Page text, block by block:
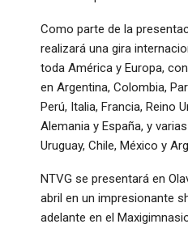
Como parte de la
realizará una gira
toda América y Europa,
en Argentina, Colombia,
Perú, Italia, Francia, Reino
Alemania y España, y
Uruguay, Chile, México y
NTVG se presentará en
abril en un impresionante
adelante en el